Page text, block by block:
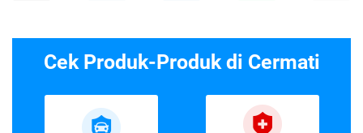
Cek Produk-Produk di Cermati